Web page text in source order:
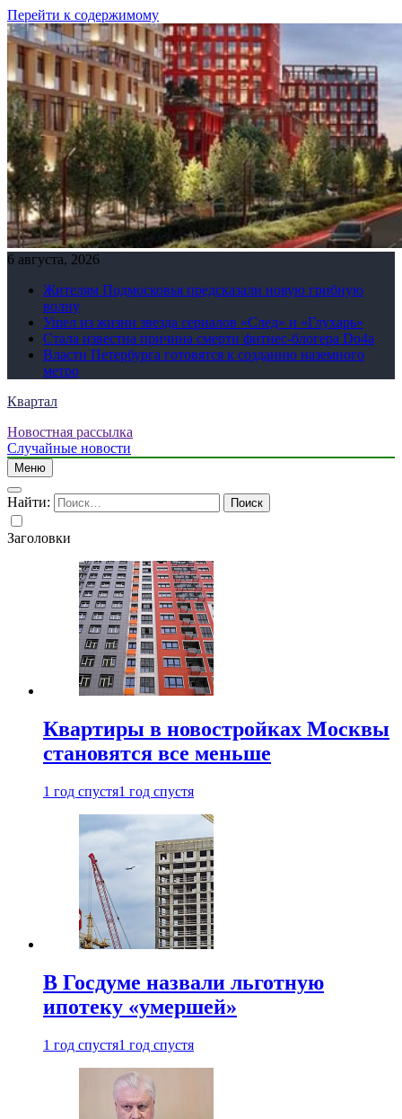
Перейти к содержимому
6 августа, 2026
Жителям Подмосковья предсказали новую грибную
волну
Ушел из жизни звезда сериалов «След» и «Глухарь»
Стала известна причина смерти фитнес-блогера Do4а
Власти Петербурга готовятся к созданию наземного
метро
Квартал
Новостная рассылка
Случайные новости
Меню
Найти:
Заголовки
Квартиры в новостройках Москвы
становятся все меньше
1 год спустя1 год спустя
В Госдуме назвали льготную
ипотеку «умершей»
1 год спустя1 год спустя